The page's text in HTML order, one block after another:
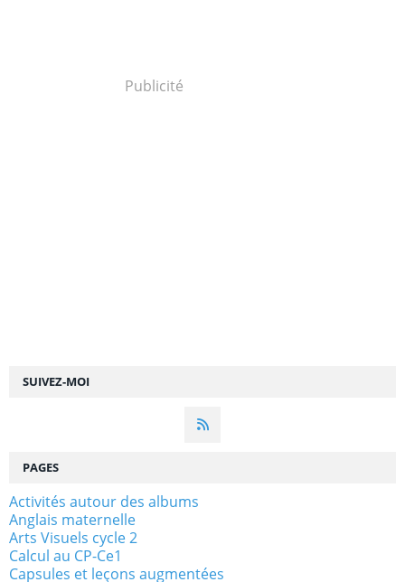
SUIVEZ-MOI
Publicité
PAGES
Activités autour des albums
Anglais maternelle
Arts Visuels cycle 2
Calcul au CP-Ce1
Capsules et leçons augmentées